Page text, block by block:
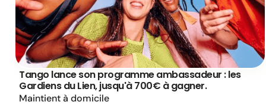
Maintient à domicile
Tango lance son programme ambassadeur : les
Gardiens du Lien, jusqu'à 700€ à gagner.